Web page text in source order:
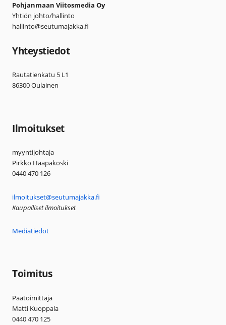
Pohjanmaan Viitosmedia Oy
Yhtiön johto/hallinto
hallinto@seutumajakka.fi
Yhteystiedot
Rautatienkatu 5 L1
86300 Oulainen
Ilmoitukset
myyntijohtaja
Pirkko Haapakoski
0440 470 126
ilmoitukset@seutumajakka.fi
Kaupalliset ilmoitukset
Mediatiedot
Toimitus
Päätoimittaja
Matti Kuoppala
0440 470 125